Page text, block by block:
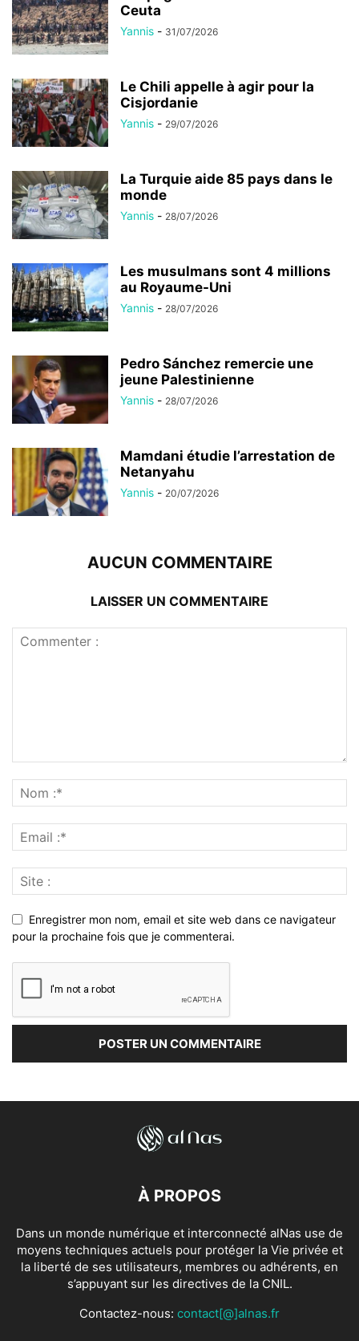
Ceuta
Yannis - 31/07/2026
Le Chili appelle à agir pour la
Cisjordanie
Yannis - 29/07/2026
La Turquie aide 85 pays dans le
monde
Yannis - 28/07/2026
Les musulmans sont 4 millions
au Royaume-Uni
Yannis - 28/07/2026
Pedro Sánchez remercie une
jeune Palestinienne
Yannis - 28/07/2026
Mamdani étudie l’arrestation de
Netanyahu
Yannis - 20/07/2026
AUCUN COMMENTAIRE
LAISSER UN COMMENTAIRE
Enregistrer mon nom, email et site web dans ce navigateur
pour la prochaine fois que je commenterai.
À PROPOS
Dans un monde numérique et interconnecté alNas use de
moyens techniques actuels pour protéger la Vie privée et
la liberté de ses utilisateurs, membres ou adhérents, en
s’appuyant sur les directives de la CNIL.
Contactez-nous: contact[@]alnas.fr